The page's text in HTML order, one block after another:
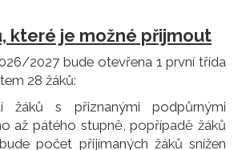
které je možné přijmout
2027 bude otevřena 1 první třída
28 žáků:
žáků s přiznanými podpůrnými
až pátého stupně, popřípadě žáků
počet přijímaných žáků snížen